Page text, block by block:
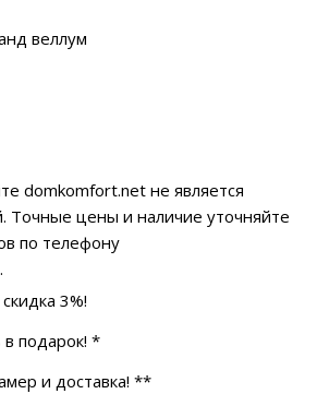
веллум
domkomfort.net не является
Точные цены и наличие уточняйте
по телефону
.
3%!
подарок! *
и доставка! **